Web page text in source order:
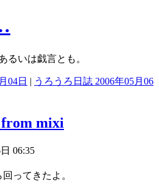
るいは戯言とも。
04日 | うろうろ日誌 2006年05月06
mixi
06:35
ってきたよ。